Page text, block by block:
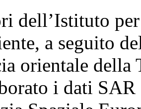
dell’Istituto
a seguito
orientale della
i dati